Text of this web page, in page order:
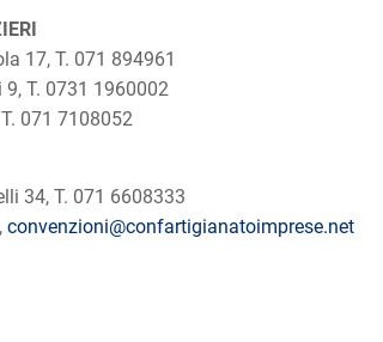
17, T. 071 894961
T. 0731 1960002
071 7108052
34, T. 071 6608333
convenzioni@confartigianatoimprese.net